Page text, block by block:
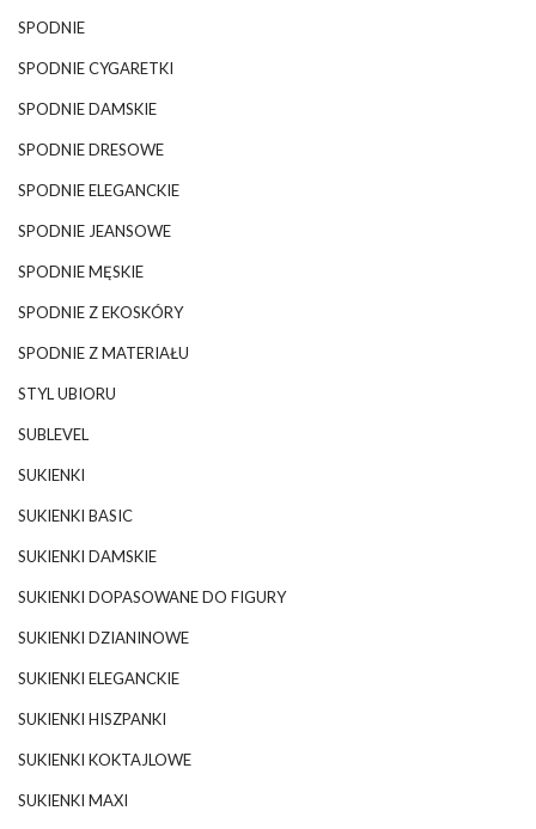
SPODNIE
SPODNIE CYGARETKI
SPODNIE DAMSKIE
SPODNIE DRESOWE
SPODNIE ELEGANCKIE
SPODNIE JEANSOWE
SPODNIE MĘSKIE
SPODNIE Z EKOSKÓRY
SPODNIE Z MATERIAŁU
STYL UBIORU
SUBLEVEL
SUKIENKI
SUKIENKI BASIC
SUKIENKI DAMSKIE
SUKIENKI DOPASOWANE DO FIGURY
SUKIENKI DZIANINOWE
SUKIENKI ELEGANCKIE
SUKIENKI HISZPANKI
SUKIENKI KOKTAJLOWE
SUKIENKI MAXI